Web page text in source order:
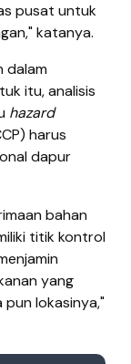
pusat untuk
katanya.
dalam
itu, analisis
hazard
harus
dapur
bahan
titik kontrol
yang
pun lokasinya,"